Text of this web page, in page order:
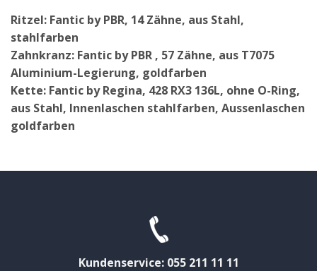
Ritzel: Fantic by PBR, 14 Zähne, aus Stahl,
stahlfarben
Zahnkranz: Fantic by PBR , 57 Zähne, aus T7075
Aluminium-Legierung, goldfarben
Kette: Fantic by Regina, 428 RX3 136L, ohne O-Ring,
aus Stahl, Innenlaschen stahlfarben, Aussenlaschen
goldfarben
Kundenservice: 055 211 11 11